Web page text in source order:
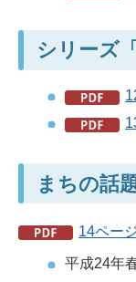
シリーズ
まちの話
14ペー
平成24年